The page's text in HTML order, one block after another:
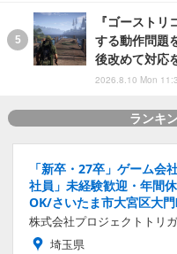
『ゴースト
する動作問題
後改めて対応
2026.8.10 Mon
ランキ
「新卒・27卒」ゲーム会
社員」未経験歓迎・年間
OK/さいたま市大宮区大
株式会社プロジェクトトリ
埼玉県